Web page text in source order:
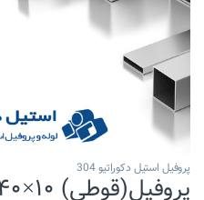
پروفیل استیل دکوراتیو 304